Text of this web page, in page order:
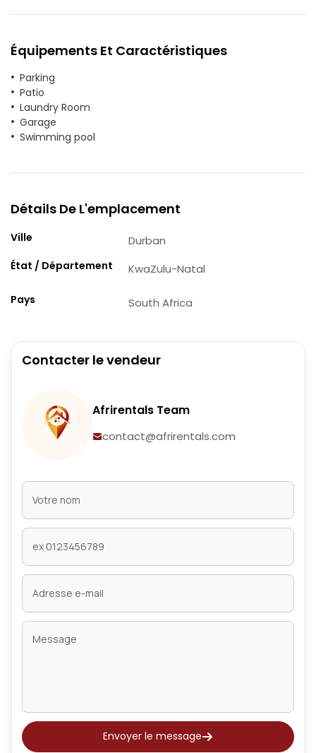
Équipements Et Caractéristiques
Parking
Patio
Laundry Room
Garage
Swimming pool
Détails De L'emplacement
Ville Durban
État / Département KwaZulu-Natal
Pays South Africa
Contacter le vendeur
Afrirentals Team
contact@afrirentals.com
Envoyer le message